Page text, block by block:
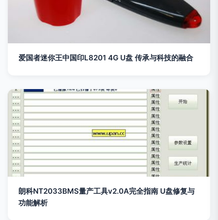
爱国者迷你王中国印L8201 4G U盘 传承与科技的融合
朗科NT2033BMS量产工具v2.0A完全指南 U盘修复与
功能解析